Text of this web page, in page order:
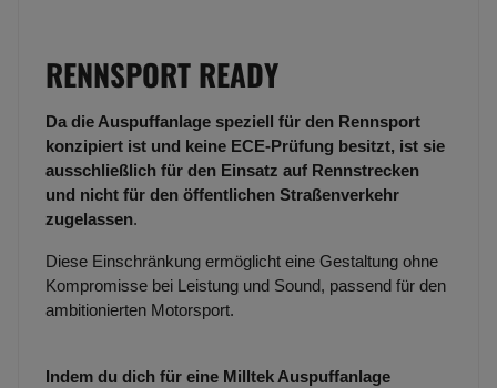
RENNSPORT READY
Da die Auspuffanlage speziell für den Rennsport
konzipiert ist und keine ECE-Prüfung besitzt, ist sie
ausschließlich für den Einsatz auf Rennstrecken
und nicht für den öffentlichen Straßenverkehr
zugelassen.
Diese Einschränkung ermöglicht eine Gestaltung ohne
Kompromisse bei Leistung und Sound, passend für den
ambitionierten Motorsport.
Indem du dich für eine Milltek Auspuffanlage